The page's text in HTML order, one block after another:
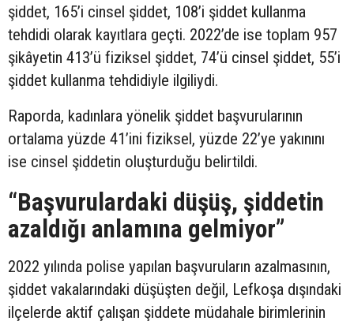
şiddet, 165’i cinsel şiddet, 108’i şiddet kullanma
tehdidi olarak kayıtlara geçti. 2022’de ise toplam 957
şikâyetin 413’ü fiziksel şiddet, 74’ü cinsel şiddet, 55’i
şiddet kullanma tehdidiyle ilgiliydi.
Raporda, kadınlara yönelik şiddet başvurularının
ortalama yüzde 41’ini fiziksel, yüzde 22’ye yakınını
ise cinsel şiddetin oluşturduğu belirtildi.
“Başvurulardaki düşüş, şiddetin
azaldığı anlamına gelmiyor”
2022 yılında polise yapılan başvuruların azalmasının,
şiddet vakalarındaki düşüşten değil, Lefkoşa dışındaki
ilçelerde aktif çalışan şiddete müdahale birimlerinin